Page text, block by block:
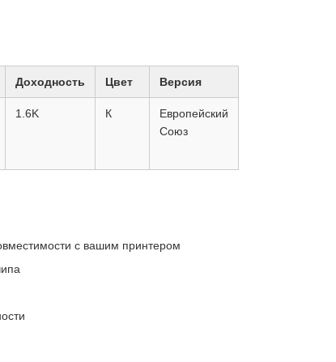
Доходность Цвет Версия
1.6K К
Европейский
Союз
с вашим принтером